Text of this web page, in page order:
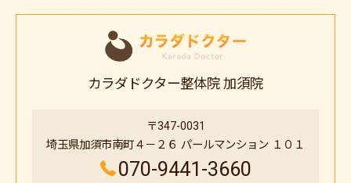
カラダドクター整体院 加須院
〒347-0031
埼玉県加須市南町４－２６ パールマンション １０１
070-9441-3660